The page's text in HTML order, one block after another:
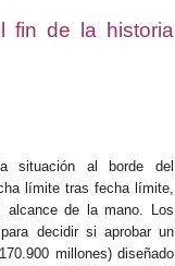
fin de la historia
situación al borde del
límite tras fecha límite,
alcance de la mano. Los
decidir si aprobar un
millones) diseñado